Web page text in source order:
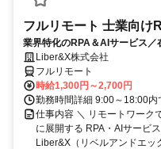
フルリモート 士業向け
業界特化のRPA＆AIサービス／
Liber&X株式会社
フルリモート
時給1,300円～2,700円
勤務時間詳細 9:00～18:00内
仕事内容 ＼ リモートワーク
に展開する RPA・AIサービ
Liber&X（リベルアンドエッ